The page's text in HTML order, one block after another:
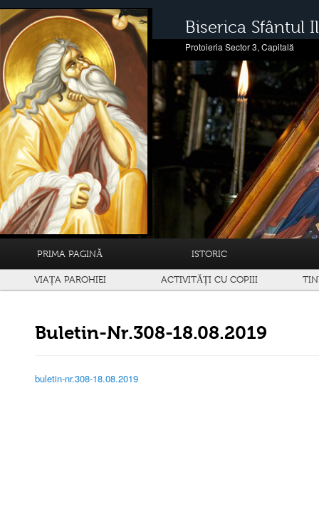
Biserica Sfântul
Protoieria Sector 3, Capitală
PRIMA PAGINĂ ISTORIC
VIAȚA PAROHIEI ACTIVITĂȚI CU COPIII
Buletin-Nr.308-18.08.2019
buletin-nr.308-18.08.2019